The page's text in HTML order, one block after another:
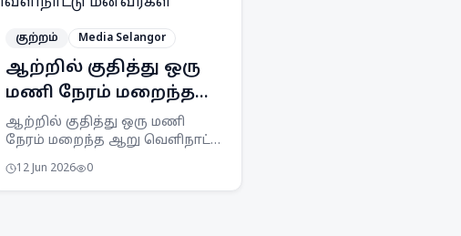
குற்றம் Media Selangor
ஆற்றில் குதித்து ஒரு
மணி நேரம் மறைந்த
ஆறு வெளிநாட்டு
மீனவர்கள்
ஆற்றில் குதித்து ஒரு மணி
நேரம் மறைந்த ஆறு வெளிநாட்டு
சிக்கினர். சட்டவிரோத மீன்பிடி
நடவடிக்கைகளுக்கு எதிராக
12 Jun 2026 0